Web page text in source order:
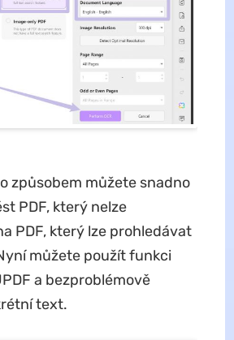
způsobem můžete snadno
PDF, který nelze
PDF, který lze prohledávat
můžete použít funkci
a bezproblémově
text.